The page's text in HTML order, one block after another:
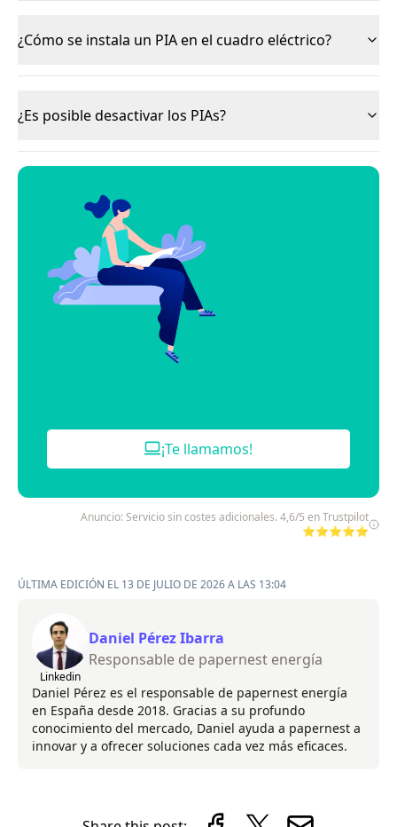
¿Cómo se instala un PIA en el cuadro eléctrico?
¿Es posible desactivar los PIAs?
¡Te llamamos!
Anuncio: Servicio sin costes adicionales. 4,6/5 en Trustpilot
⭐⭐⭐⭐⭐
ÚLTIMA EDICIÓN EL 13 DE JULIO DE 2026 A LAS 13:04
Linkedin
Daniel Pérez Ibarra
Responsable de papernest energía
Daniel Pérez es el responsable de papernest energía
en España desde 2018. Gracias a su profundo
conocimiento del mercado, Daniel ayuda a papernest a
innovar y a ofrecer soluciones cada vez más eficaces.